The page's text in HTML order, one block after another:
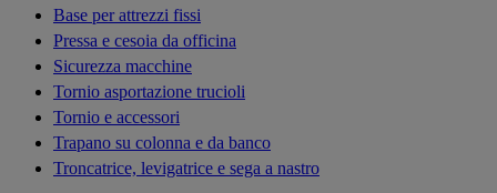
Base per attrezzi fissi
Pressa e cesoia da officina
Sicurezza macchine
Tornio asportazione trucioli
Tornio e accessori
Trapano su colonna e da banco
Troncatrice, levigatrice e sega a nastro